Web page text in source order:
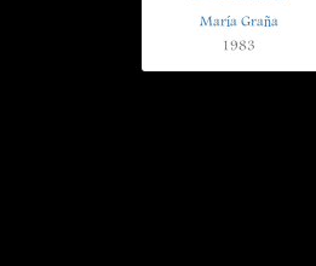
María Graña
1983